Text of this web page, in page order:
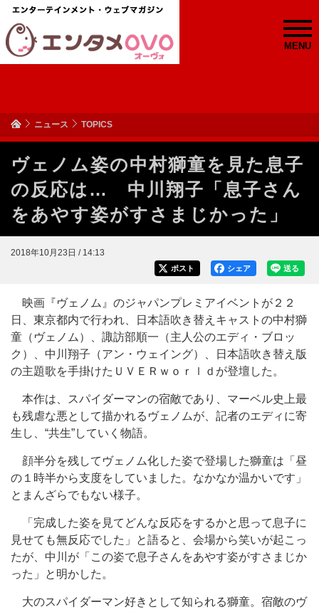
MENU
ニュース TOPICS
ヴェノム姿の中村獅童を見た息子
の反応は… 中川翔子「息子さん
をあやす姿がすさまじかった」
2018年10月23日 / 14:13
送る
シェア
ポスト
映画『ヴェノム』のジャパンプレミアイベントが２２
日、東京都内で行われ、日本語吹き替えキャストの中村獅
童（ヴェノム）、諏訪部順一（主人公のエディ・ブロッ
ク）、中川翔子（アン・ウェイング）、日本語吹き替え版
の主題歌を手掛けたＵＶＥＲｗｏｒｌｄが登壇した。
本作は、スパイダーマンの宿敵であり、マーベル史上最
も残虐な悪として描かれるヴェノムが、記者のエディに寄
生し、“共生”していく物語。
顔半分を残してヴェノム化した姿で登場した獅童は「昼
の１時半から支度をしていました。なかなか温かいです」
とまんざらでもない様子。
「完成した姿を見てどんな反応をするかと思って息子に
見せても無反応でした」と語ると、会場から笑いが起こっ
たが、中川が「この姿で息子さんをあやす姿がすさまじか
った」と明かした。
大のスパイダーマン好きとして知られる獅童。宿敵のヴ